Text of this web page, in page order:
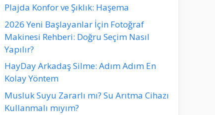
Plajda Konfor ve Şıklık: Haşema
2026 Yeni Başlayanlar İçin Fotoğraf
Makinesi Rehberi: Doğru Seçim Nasıl
Yapılır?
HayDay Arkadaş Silme: Adım Adım En
Kolay Yöntem
Musluk Suyu Zararlı mı? Su Arıtma Cihazı
Kullanmalı mıyım?